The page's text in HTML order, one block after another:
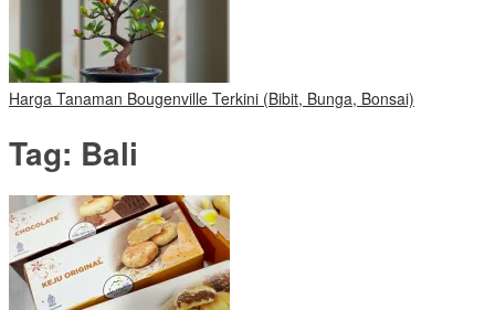
Harga Tanaman Bougenville Terkini (Bibit, Bunga, Bonsai)
Tag: Bali